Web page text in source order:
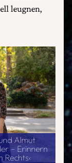
leugnen,
Almut
– Erinnern